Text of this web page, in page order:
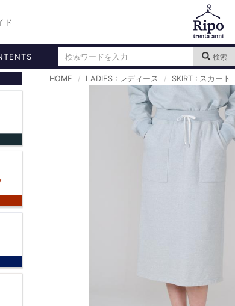
ド
検索
HOME LADIES : レディース SKIRT : スカート